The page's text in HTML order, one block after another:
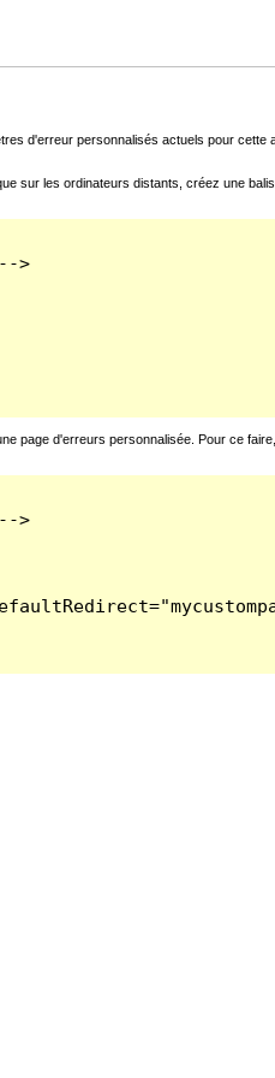
d'erreur personnalisés actuels pour
sur les ordinateurs distants, créez une
>
page d'erreurs personnalisée. Pour ce
>